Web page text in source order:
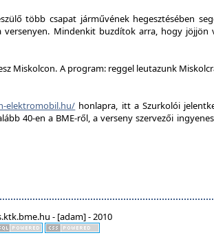
több csapat járművének hegesztésében
versenyen. Mindenkit buzdítok arra, hogy jöjjön
Miskolcon. A program: reggel leutazunk
elektromobil.hu/ honlapra, itt a Szurkolói
40-en a BME-ről, a verseny szervezői
- [adam] - 2010